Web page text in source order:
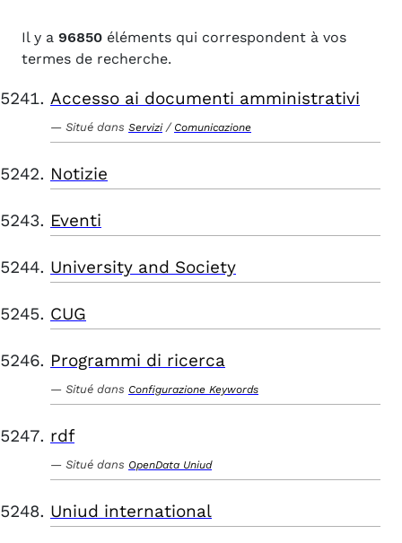
Il y a 96850 éléments qui correspondent à vos
termes de recherche.
Accesso ai documenti amministrativi
Situé dans Servizi / Comunicazione
Notizie
Eventi
University and Society
CUG
Programmi di ricerca
Situé dans Configurazione Keywords
rdf
Situé dans OpenData Uniud
Uniud international